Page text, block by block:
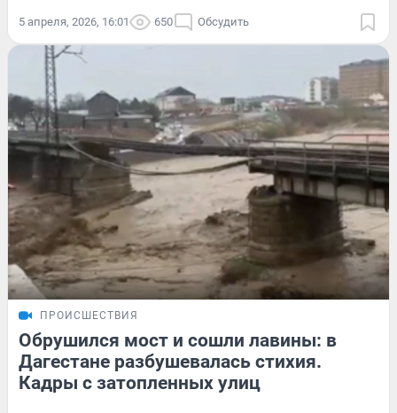
5 апреля, 2026, 16:01 650 Обсудить
ПРОИСШЕСТВИЯ
Обрушился мост и сошли лавины: в
Дагестане разбушевалась стихия.
Кадры с затопленных улиц